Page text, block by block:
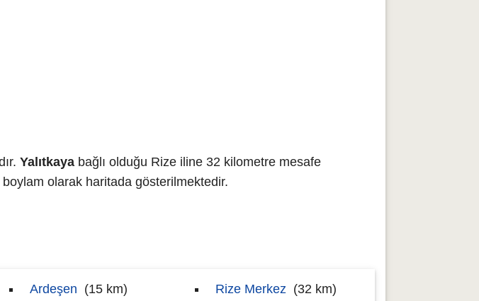
Yalıtkaya bağlı olduğu Rize iline 32 kilometre mesafe
olarak haritada gösterilmektedir.
Ardeşen (15 km)
Rize Merkez (32 km)